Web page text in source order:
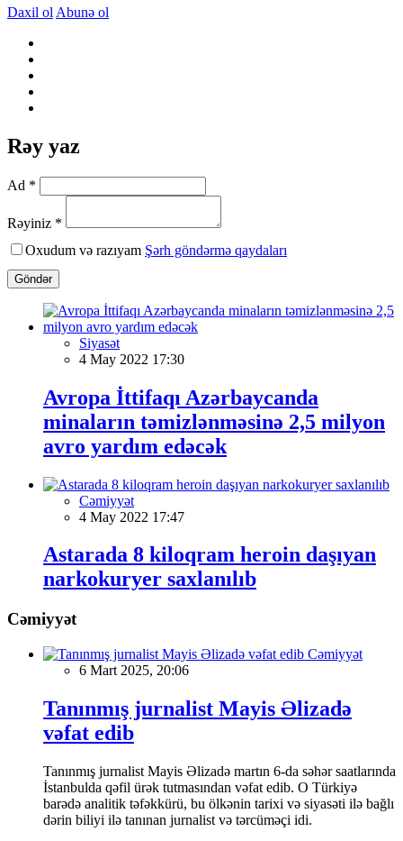
Daxil ol Abunə ol
Rəy yaz
Ad *
Rəyiniz *
Oxudum və razıyam Şərh göndərmə qaydaları
Göndər
Siyasət
4 May 2022 17:30
Avropa İttifaqı Azərbaycanda
minaların təmizlənməsinə 2,5 milyon
avro yardım edəcək
Cəmiyyət
4 May 2022 17:47
Astarada 8 kiloqram heroin daşıyan
narkokuryer saxlanılıb
Cəmiyyət
Cəmiyyət
6 Mart 2025, 20:06
Tanınmış jurnalist Mayis Əlizadə
vəfat edib
Tanınmış jurnalist Mayis Əlizadə martın 6-da səhər saatlarında
İstanbulda qəfil ürək tutmasından vəfat edib. O Türkiyə
barədə analitik təfəkkürü, bu ölkənin tarixi və siyasəti ilə bağlı
dərin biliyi ilə tanınan jurnalist və tərcüməçi idi.